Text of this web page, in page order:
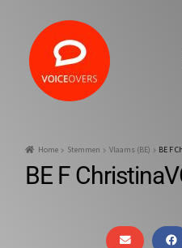
Home Stemmen Vlaams (BE) BE F
BE F